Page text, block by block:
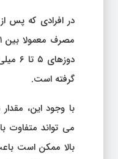
در افرادی که پس
گرفته است.
با وجود این،
می تواند متفاوت
بالا ممکن است